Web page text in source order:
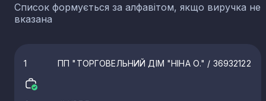
Список формується за алфавітом, якщо виручка не
вказана
1 ПП "ТОРГОВЕЛЬНИЙ ДІМ "НІНА О." / 36932122